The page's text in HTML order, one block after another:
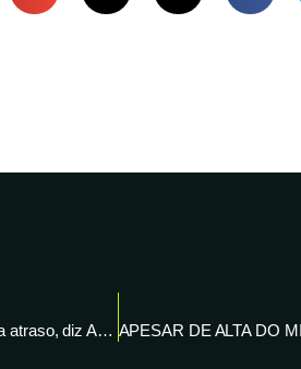
Colheita de milho 2ª safra chega a 89% da área no centro-sul e tira atraso, diz AgRural – Reuters News